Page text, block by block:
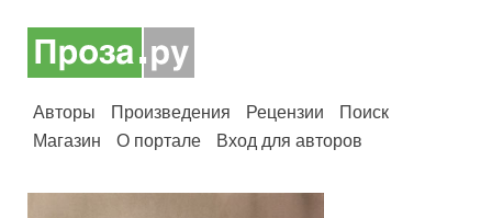
Авторы Произведения Рецензии
Поиск
Магазин
О портале Вход для авторов